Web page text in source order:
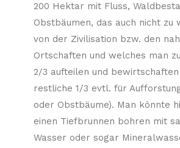
200 Hektar mit Fluss,
Obstbäumen, das auch nicht zu
von der Zivilisation bzw. den
Ortschaften und welches man
2/3 aufteilen und
restliche 1/3 evtl. für
oder Obstbäume). Man könnte
einen Tiefbrunnen bohren mit
Wasser oder sogar